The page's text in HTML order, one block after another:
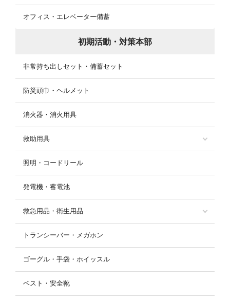
オフィス・エレベーター備蓄
初期活動・対策本部
非常持ち出しセット・備蓄セット
防災頭巾・ヘルメット
消火器・消火用具
救助用具
照明・コードリール
発電機・蓄電池
救急用品・衛生用品
トランシーバー・メガホン
ゴーグル・手袋・ホイッスル
ベスト・安全靴